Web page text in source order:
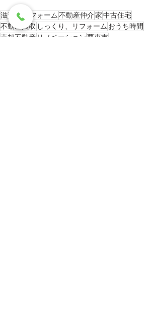
滋賀県 リフォーム 不動産仲介家中古住宅
不動産買取 しっくり、リフォーム おうち時間
売却不動産 リノベーション栗東市